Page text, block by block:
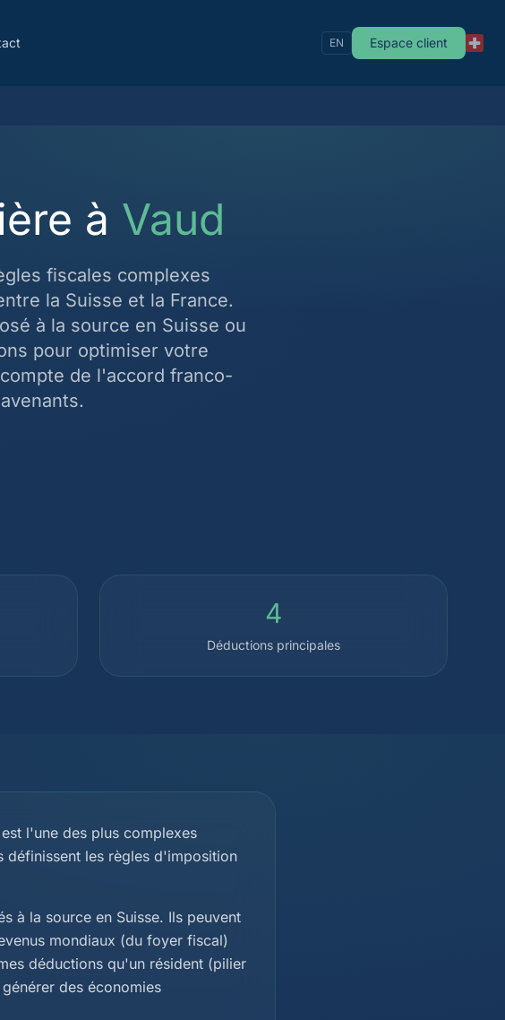
EN Espace client
à Vaud
fiscales complexes
la Suisse et la France.
à la source en Suisse ou
pour optimiser votre
de l'accord franco-
4
Déductions principales
l'une des plus complexes
définissent les règles d'imposition
à la source en Suisse. Ils peuvent
mondiaux (du foyer fiscal)
déductions qu'un résident (pilier
des économies